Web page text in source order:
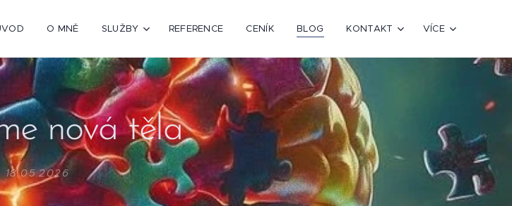
O MNĚ SLUŽBY REFERENCE CENÍK BLOG KONTAKT VÍCE
nová těla
18.05.2026